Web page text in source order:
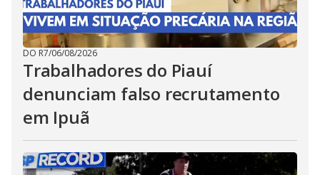
DO R7/06/08/2026
Trabalhadores do Piauí
denunciam falso recrutamento
em Ipuã